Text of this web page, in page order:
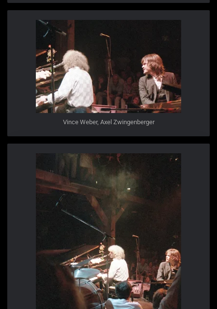
Vince Weber, Axel Zwingenberger